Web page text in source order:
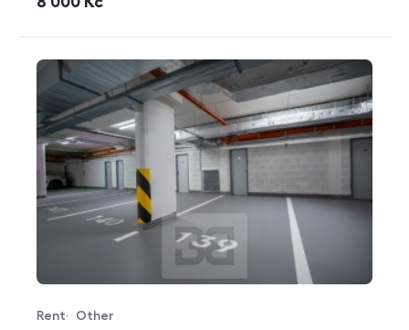
Offer type
Rent
Property type
Other